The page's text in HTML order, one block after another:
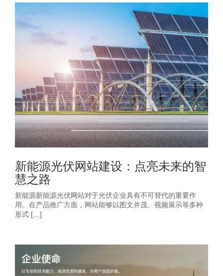
新能源光伏网站建设：点亮未来的智
慧之路
新能源新能源光伏网站对于光伏企业具有不可替代的重要作
用。在产品推广方面，网站能够以图文并茂、视频展示等多种
形式 […]